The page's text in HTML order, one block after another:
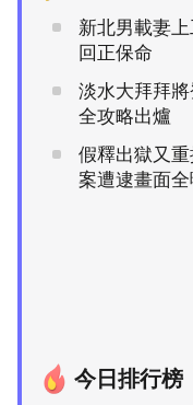
新北男載妻
回正保命
淡水大拜拜
全攻略出爐
假釋出獄又
案遭逮畫面
今日排行榜